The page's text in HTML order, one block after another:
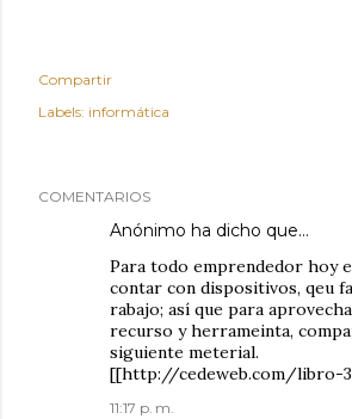
Compartir
Labels: informática
COMENTARIOS
Anónimo ha dicho que…
Para todo emprendedor hoy
contar con dispositivos, qeu
rabajo; así que para
recurso y herrameinta,
siguiente meterial.
[[http://cedeweb.com/libro-
11:17 p. m.